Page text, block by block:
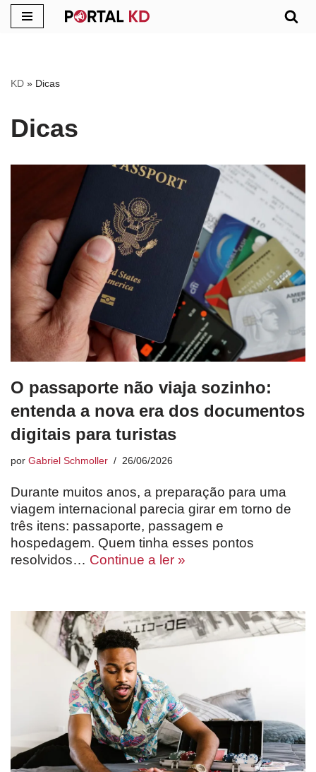
conteúdo
KD » Dicas
Dicas
O passaporte não viaja sozinho:
entenda a nova era dos documentos
digitais para turistas
por Gabriel Schmoller 26/06/2026
Durante muitos anos, a preparação para uma
viagem internacional parecia girar em torno de
três itens: passaporte, passagem e
hospedagem. Quem tinha esses pontos
resolvidos… Continue a ler »